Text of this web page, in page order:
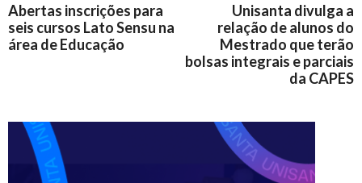
Abertas inscrições para
seis cursos Lato Sensu na
área de Educação
Unisanta divulga a
relação de alunos do
Mestrado que terão
bolsas integrais e parciais
da CAPES